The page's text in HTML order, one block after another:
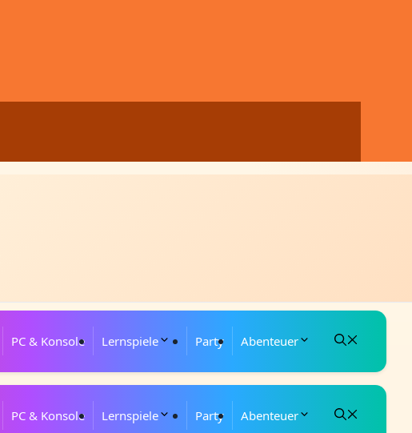
PC & Konsole Lernspiele Party Abenteuer
PC & Konsole Lernspiele Party Abenteuer